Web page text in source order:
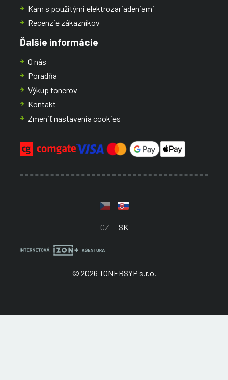
Kam s použitými elektrozariadeniami
Recenzie zákazníkov
Ďalšie informácie
O nás
Poradňa
Výkup tonerov
Kontakt
Zmeniť nastavenia cookies
CZ SK
© 2026 TONERSYP s.r.o.